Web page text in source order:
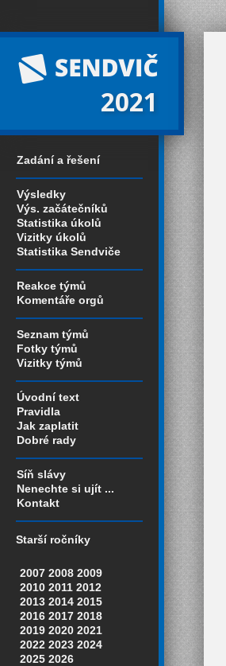
2021
Zadání a řešení
Výsledky
Výs. začátečníků
Statistika úkolů
Vizitky úkolů
Statistika Sendviče
Reakce týmů
Komentáře orgů
Seznam týmů
Fotky týmů
Vizitky týmů
Úvodní text
Pravidla
Jak zaplatit
Dobré rady
Síň slávy
Nenechte si ujít ...
Kontakt
Starší ročníky
2007 2008 2009
2010 2011 2012
2013 2014 2015
2016 2017 2018
2019 2020 2021
2022 2023 2024
2025 2026